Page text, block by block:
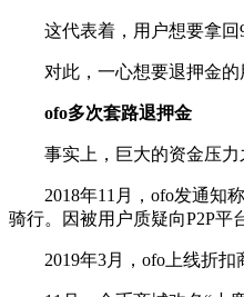
这代表着，用户想要拿回
对此，一心想要退押金的
ofo多次套路退押金
事实上，巨大的资金压力
2018年11月，ofo发通知称
骑行。因被用户质疑向P2P平
2019年3月，ofo上线折扣商